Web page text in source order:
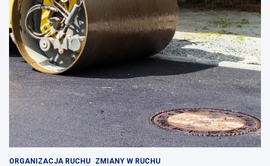
p
o
t
k
a
n
i
a
w
e
W
r
o
c
e
p
r
z
y
u
l
.
G
r
a
n
i
c
ORGANIZACJA RUCHU ZMIANY W RUCHU